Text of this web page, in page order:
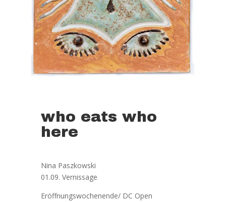
Aug. 11, 2023
who eats who
here
Nina Paszkowski
01.09. Vernissage
Eröffnungswochenende/ DC Open